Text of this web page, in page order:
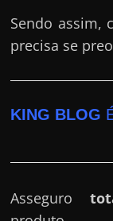
Sendo assim,
precisa se
KING BLOG
Asseguro